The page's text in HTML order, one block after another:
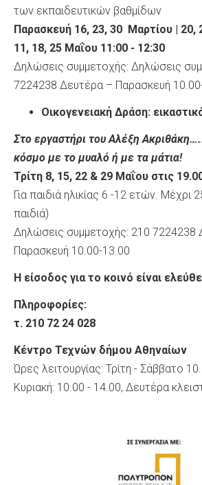
των εκπαιδευτικών βαθμίδων
Παρασκευή 16, 23, 30 Μαρτίου | 20,
11, 18, 25 Μαΐου 11:00 - 12:30
Δηλώσεις συμμετοχής: Δηλώσεις
7224238 Δευτέρα – Παρασκευή
Οικογενειακή Δράση:
Στο εργαστήρι του Αλέξη
κόσμο με το μυαλό ή με τα μάτια!
Τρίτη 8, 15, 22 & 29 Μαΐου στις
Για παιδιά ηλικίας 6 -12 ετών. Μέχρι
παιδιά)
Δηλώσεις συμμετοχής: 210 7224238
Παρασκευή 10.00-13.00
Η είσοδος για το κοινό είναι
Πληροφορίες:
τ. 210 72 24 028
Κέντρο Τεχνών δήμου Αθηναίων
Ώρες λειτουργίας: Τρίτη - Σάββατο
Κυριακή: 10.00 - 14.00, Δευτέρα